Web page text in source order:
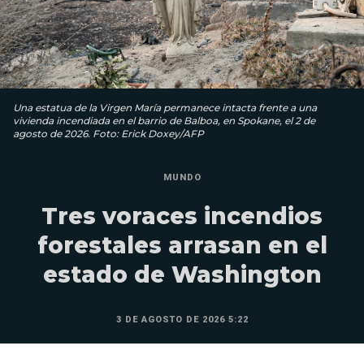
Una estatua de la Virgen María permanece intacta frente a una
vivienda incendiada en el barrio de Balboa, en Spokane, el 2 de
agosto de 2026. Foto: Erick Doxey/AFP
MUNDO
Tres voraces incendios
forestales arrasan en el
estado de Washington
3 DE AGOSTO DE 2026 5:22